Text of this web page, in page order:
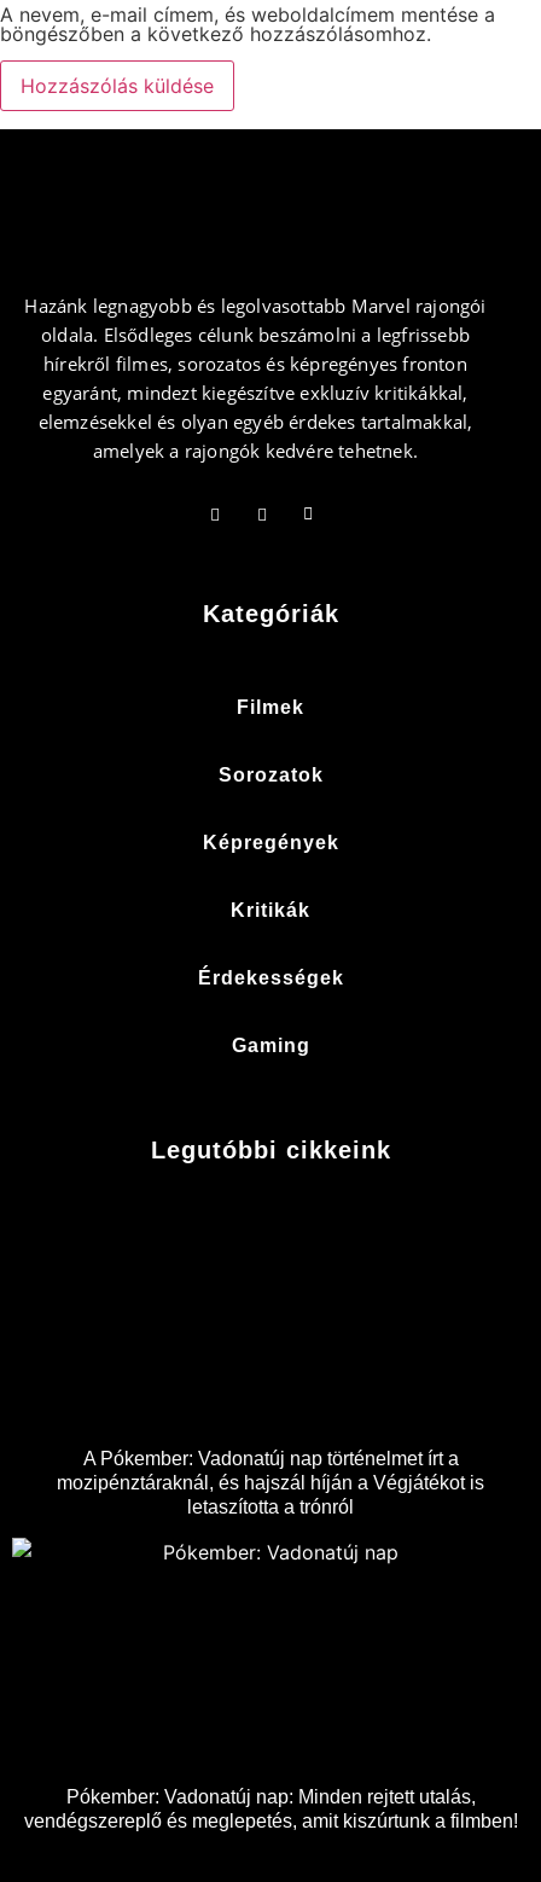
A nevem, e-mail címem, és weboldalcímem mentése a
böngészőben a következő hozzászólásomhoz.
Hazánk legnagyobb és legolvasottabb Marvel rajongói
oldala. Elsődleges célunk beszámolni a legfrissebb
hírekről filmes, sorozatos és képregényes fronton
egyaránt, mindezt kiegészítve exkluzív kritikákkal,
elemzésekkel és olyan egyéb érdekes tartalmakkal,
amelyek a rajongók kedvére tehetnek.
Kategóriák
Filmek
Sorozatok
Képregények
Kritikák
Érdekességek
Gaming
Legutóbbi cikkeink
A Pókember: Vadonatúj nap történelmet írt a
mozipénztáraknál, és hajszál híján a Végjátékot is
letaszította a trónról
Pókember: Vadonatúj nap: Minden rejtett utalás,
vendégszereplő és meglepetés, amit kiszúrtunk a filmben!